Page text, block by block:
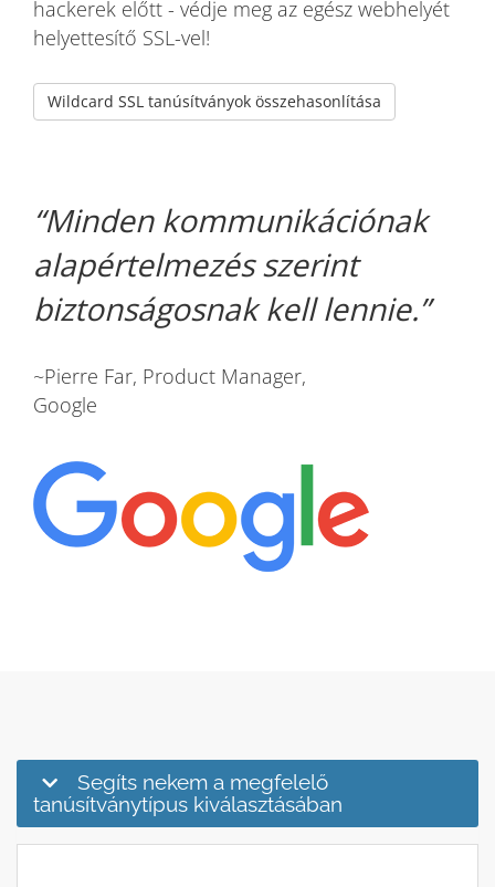
hackerek előtt - védje meg az egész webhelyét
helyettesítő SSL-vel!
Wildcard SSL tanúsítványok összehasonlítása
Minden kommunikációnak
alapértelmezés szerint
biztonságosnak kell lennie.
~Pierre Far, Product Manager,
Google
Segíts nekem a megfelelő
tanúsítványtípus kiválasztásában